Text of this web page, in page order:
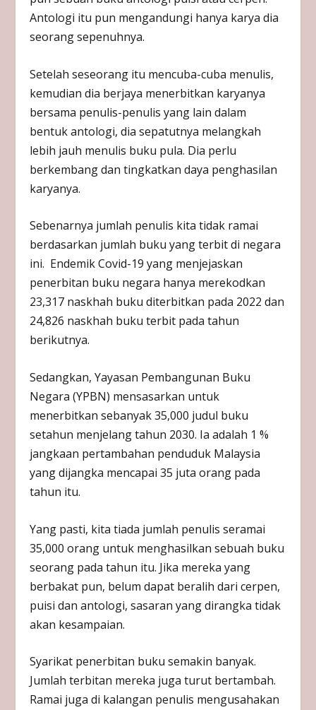
Antologi itu pun mengandungi hanya karya dia
seorang sepenuhnya.
Setelah seseorang itu mencuba-cuba menulis,
kemudian dia berjaya menerbitkan karyanya
bersama penulis-penulis yang lain dalam
bentuk antologi, dia sepatutnya melangkah
lebih jauh menulis buku pula. Dia perlu
berkembang dan tingkatkan daya penghasilan
karyanya.
Sebenarnya jumlah penulis kita tidak ramai
berdasarkan jumlah buku yang terbit di negara
ini. Endemik Covid-19 yang menjejaskan
penerbitan buku negara hanya merekodkan
23,317 naskhah buku diterbitkan pada 2022 dan
24,826 naskhah buku terbit pada tahun
berikutnya.
Sedangkan, ​Yayasan Pembangunan Buku
Negara (YPBN) mensasarkan untuk
menerbitkan sebanyak 35,000 judul buku
setahun menjelang tahun 2030. Ia adalah 1 %
jangkaan pertambahan penduduk Malaysia
yang dijangka mencapai 35 juta orang pada
tahun itu.
Yang pasti, kita tiada jumlah penulis seramai
35,000 orang untuk menghasilkan sebuah buku
seorang pada tahun itu. Jika mereka yang
berbakat pun, belum dapat beralih dari cerpen,
puisi dan antologi, sasaran yang dirangka tidak
akan kesampaian.
Syarikat penerbitan buku semakin banyak.
Jumlah terbitan mereka juga turut bertambah.
Ramai juga di kalangan penulis mengusahakan